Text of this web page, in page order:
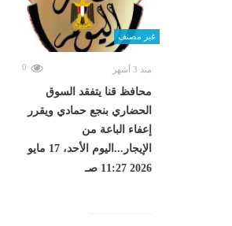
غير مصنف
منذ 3 أشهر 0
محافظ قنا يتفقد السوق
الحضاري بنجع حمادي ويقرر
إعفاء الباعة من
الإيجار...اليوم الأحد، 17 مايو
2026 11:27 صـ